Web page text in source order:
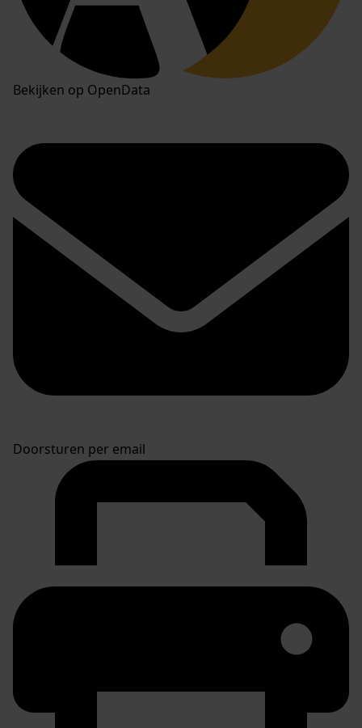
Bekijken op OpenData
Doorsturen per email